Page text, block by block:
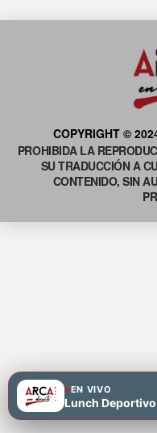
COPYRIGHT ©
PROHIBIDA LA
SU TRADUCCIÓN A
CONTENIDO, SIN
EN VIVO
Lunch Deportivo